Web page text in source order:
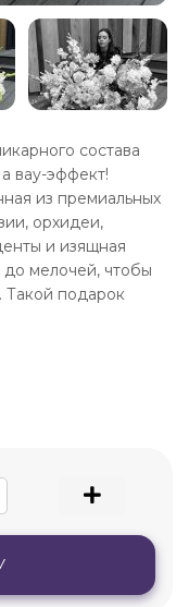
состава
вау-эффект!
из премиальных
орхидеи,
и изящная
мелочей, чтобы
Такой подарок